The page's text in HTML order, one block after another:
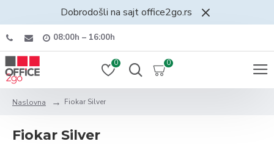
Dobrodošli na sajt office2go.rs
08:00h – 16:00h
0 0
Naslovna Fiokar Silver
Fiokar Silver